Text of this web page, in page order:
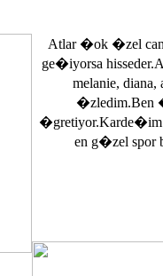
Atlar �ok �zel
ge�iyorsa
melanie,
�zledim.Ben
en g�zel spor